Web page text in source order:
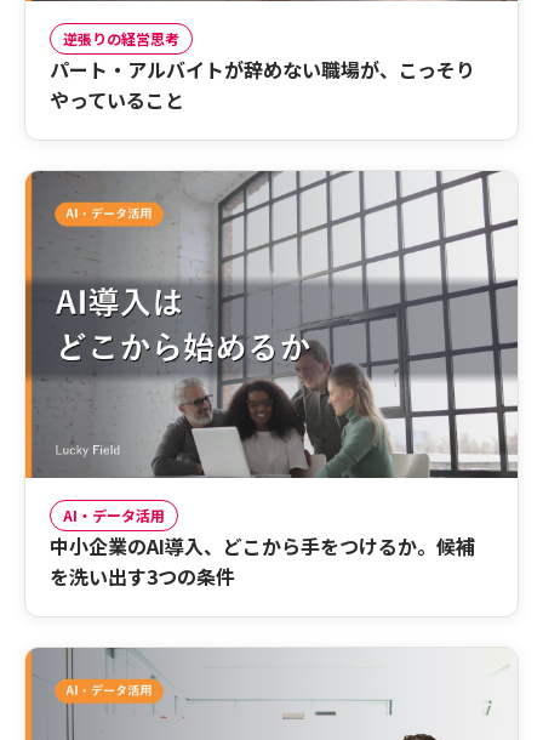
逆張りの経営思考
パート・アルバイトが辞めない職場が、こっそり
やっていること
AI・データ活用
中小企業のAI導入、どこから手をつけるか。候補
を洗い出す3つの条件